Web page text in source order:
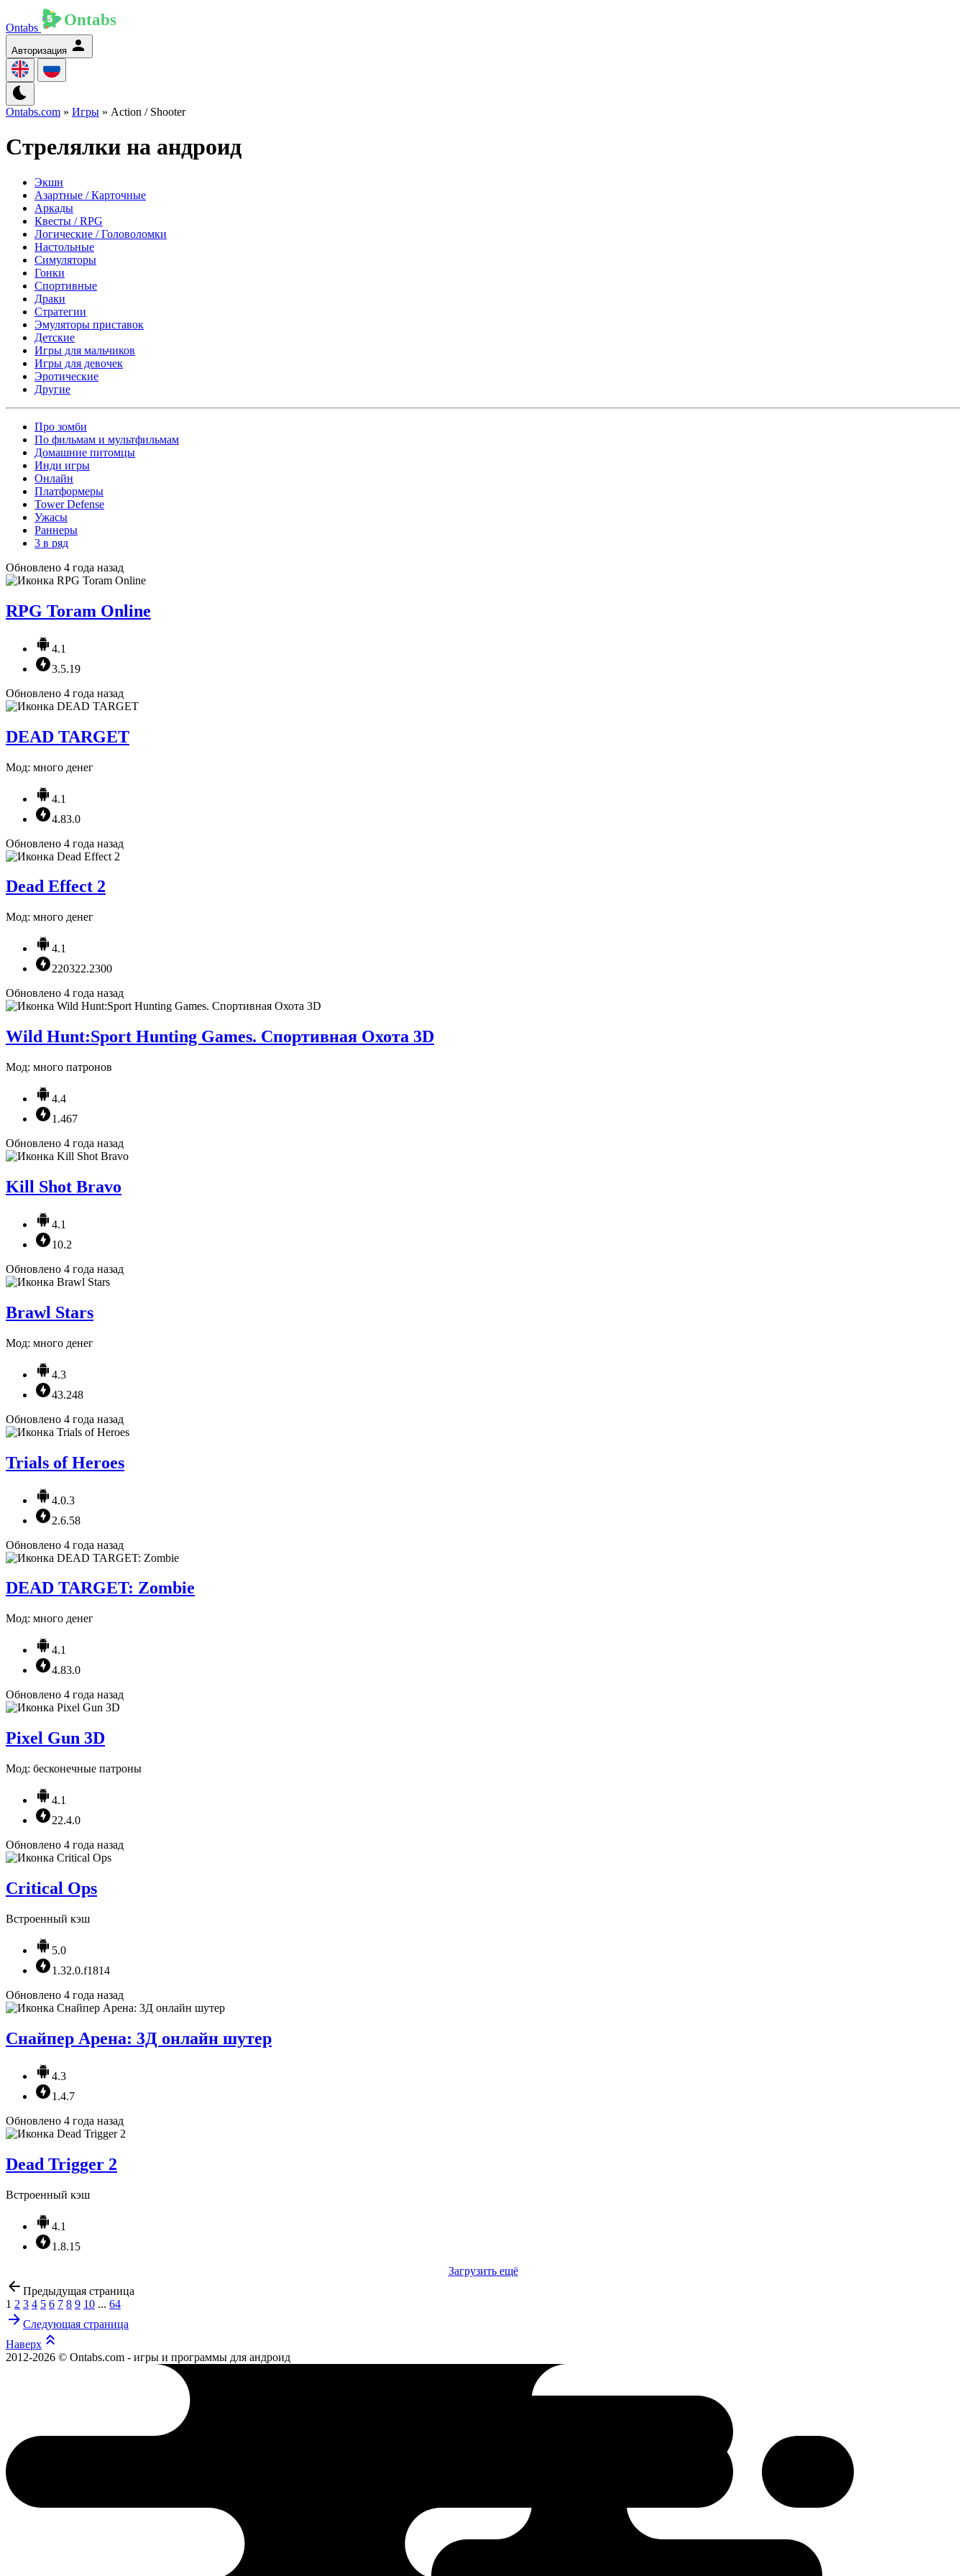
Ontabs
Авторизация
Ontabs.com » Игры » Action / Shooter
Стрелялки на андроид
Экшн
Азартные / Карточные
Аркады
Квесты / RPG
Логические / Головоломки
Настольные
Симуляторы
Гонки
Спортивные
Драки
Стратегии
Эмуляторы приставок
Детские
Игры для мальчиков
Игры для девочек
Эротические
Другие
Про зомби
По фильмам и мультфильмам
Домашние питомцы
Инди игры
Онлайн
Платформеры
Tower Defense
Ужасы
Раннеры
3 в ряд
Обновлено 4 года назад
RPG Toram Online
4.1
3.5.19
Обновлено 4 года назад
DEAD TARGET
Мод: много денег
4.1
4.83.0
Обновлено 4 года назад
Dead Effect 2
Мод: много денег
4.1
220322.2300
Обновлено 4 года назад
Wild Hunt:Sport Hunting Games. Спортивная Охота 3D
Мод: много патронов
4.4
1.467
Обновлено 4 года назад
Kill Shot Bravo
4.1
10.2
Обновлено 4 года назад
Brawl Stars
Мод: много денег
4.3
43.248
Обновлено 4 года назад
Trials of Heroes
4.0.3
2.6.58
Обновлено 4 года назад
DEAD TARGET: Zombie
Мод: много денег
4.1
4.83.0
Обновлено 4 года назад
Pixel Gun 3D
Мод: бесконечные патроны
4.1
22.4.0
Обновлено 4 года назад
Critical Ops
Встроенный кэш
5.0
1.32.0.f1814
Обновлено 4 года назад
Снайпер Арена: 3Д онлайн шутер
4.3
1.4.7
Обновлено 4 года назад
Dead Trigger 2
Встроенный кэш
4.1
1.8.15
Загрузить ещё
Предыдущая страница
1 2 3 4 5 6 7 8 9 10 ... 64
Следующая страница
Наверх
2012-2026 © Ontabs.com - игры и программы для андроид